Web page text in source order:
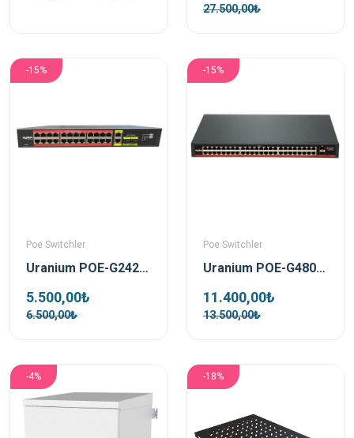
27.500,00₺
-15%
Poe Switchler
Uranium POE-G2422SFP-300W 24 Port 2xgb Rj45/2xsfp Uplink Gigabit Poe Switch
5.500,00₺
6.500,00₺
-15%
Poe Switchler
Uranium POE-G4802-800W 48 Port 2xSfp Uplink Gigabit Poe Switch
11.400,00₺
13.500,00₺
-4% -18%